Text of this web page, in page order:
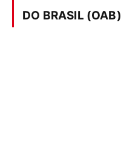
DO BRASIL (OAB)